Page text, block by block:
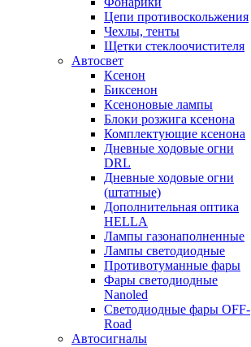
Цепи противоскольжения
Чехлы, тенты
Щетки стеклоочистителя
Автосвет
Ксенон
Биксенон
Ксеноновые лампы
Блоки розжига ксенона
Комплектующие ксенона
Дневные ходовые огни
DRL
Дневные ходовые огни
(штатные)
Дополнительная оптика
HELLA
Лампы газонаполненные
Лампы светодиодные
Противотуманные фары
Фары светодиодные
Nanoled
Светодиодные фары OFF-
Road
Автосигналы